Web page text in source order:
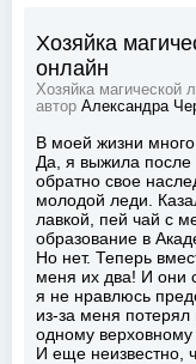
Хозяйка
онлайн
Хозяйка магической
автор Александра
В моей жизни
Да, я выжила после
обратно свое
молодой леди.
лавкой, пей чай с
образование в
Но нет. Теперь
меня их два! И они
я не нравлюсь
из-за меня
одному верховному
И еще неизвестно,